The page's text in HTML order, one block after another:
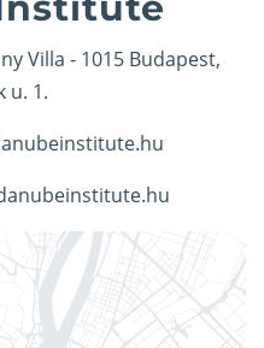
Villa - 1015 Budapest,
u. 1.